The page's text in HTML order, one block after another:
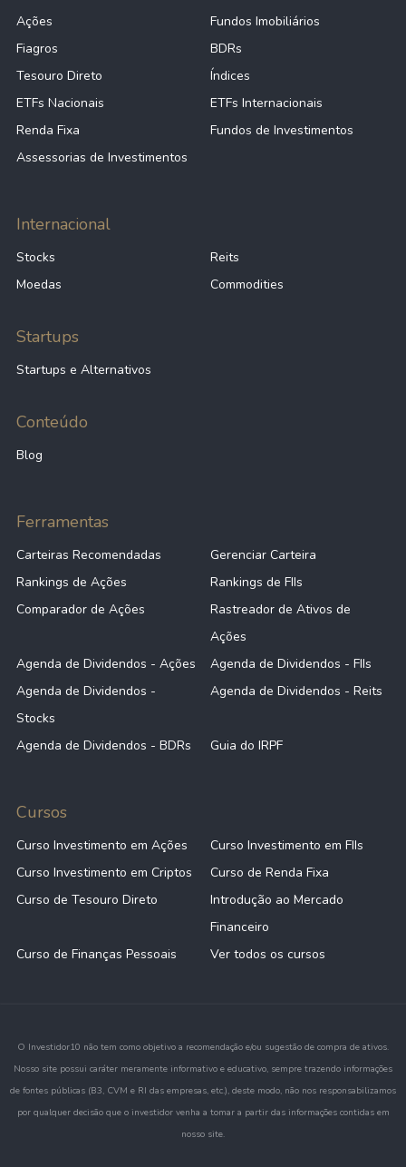
Ações
Fundos Imobiliários
Fiagros
BDRs
Tesouro Direto
Índices
ETFs Nacionais
ETFs Internacionais
Renda Fixa
Fundos de Investimentos
Assessorias de Investimentos
Internacional
Stocks
Reits
Moedas
Commodities
Startups
Startups e Alternativos
Conteúdo
Blog
Ferramentas
Carteiras Recomendadas
Gerenciar Carteira
Rankings de Ações
Rankings de FIIs
Comparador de Ações
Rastreador de Ativos de
Ações
Agenda de Dividendos - Ações
Agenda de Dividendos - FIIs
Agenda de Dividendos -
Stocks
Agenda de Dividendos - Reits
Agenda de Dividendos - BDRs Guia do IRPF
Cursos
Curso Investimento em Ações
Curso Investimento em FIIs
Curso Investimento em Criptos
Curso de Renda Fixa
Curso de Tesouro Direto
Introdução ao Mercado
Financeiro
Curso de Finanças Pessoais
Ver todos os cursos
O Investidor10 não tem como objetivo a recomendação e/ou sugestão de compra de ativos.
Nosso site possui caráter meramente informativo e educativo, sempre trazendo informações
de fontes públicas (B3, CVM e RI das empresas, etc.), deste modo, não nos responsabilizamos
por qualquer decisão que o investidor venha a tomar a partir das informações contidas em
nosso site.